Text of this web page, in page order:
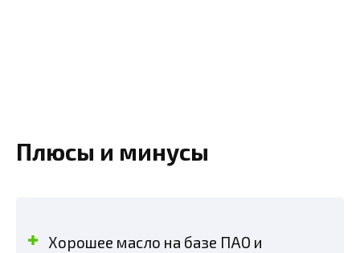
Плюсы и минусы
Хорошее масло на базе ПАО и